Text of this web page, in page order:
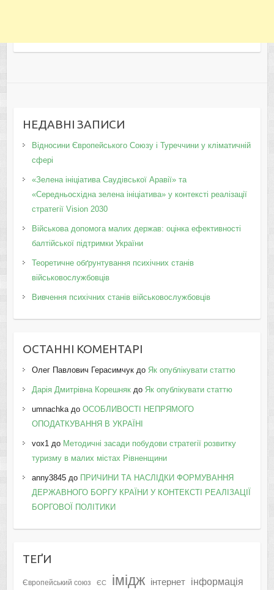
НЕДАВНІ ЗАПИСИ
Відносини Європейського Союзу і Туреччини у кліматичній
сфері
«Зелена ініціатива Саудівської Аравії» та
«Середньосхідна зелена ініціатива» у контексті реалізації
стратегії Vision 2030
Військова допомога малих держав: оцінка ефективності
балтійської підтримки України
Теоретичне обґрунтування психічних станів
військовослужбовців
Вивчення психічних станів військовослужбовців
ОСТАННІ КОМЕНТАРІ
Олег Павлович Герасимчукдо Як опублікувати статтю
Дарія Дмитрівна Корешнякдо Як опублікувати статтю
umnachkaдо ОСОБЛИВОСТІ НЕПРЯМОГО
ОПОДАТКУВАННЯ В УКРАЇНІ
vox1до Методичні засади побудови стратегії розвитку
туризму в малих містах Рівненщини
anny3845до ПРИЧИНИ ТА НАСЛІДКИ ФОРМУВАННЯ
ДЕРЖАВНОГО БОРГУ КРАЇНИ У КОНТЕКСТІ РЕАЛІЗАЦІЇ
БОРГОВОЇ ПОЛІТИКИ
ТЕҐИ
Європейський союз ЄС імідж інтернет інформація